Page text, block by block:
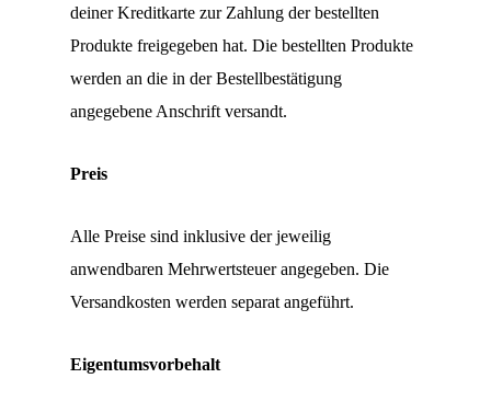
deiner Kreditkarte zur Zahlung der bestellten
Produkte freigegeben hat. Die bestellten Produkte
werden an die in der Bestellbestätigung
angegebene Anschrift versandt.
Preis
Alle Preise sind inklusive der jeweilig
anwendbaren Mehrwertsteuer angegeben. Die
Versandkosten werden separat angeführt.
Eigentumsvorbehalt